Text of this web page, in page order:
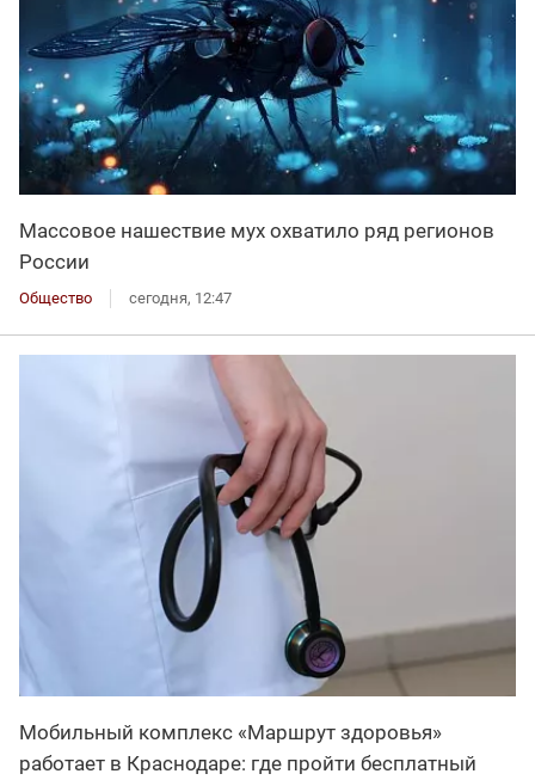
Массовое нашествие мух охватило ряд регионов
России
Общество сегодня, 12:47
Мобильный комплекс «Маршрут здоровья»
работает в Краснодаре: где пройти бесплатный